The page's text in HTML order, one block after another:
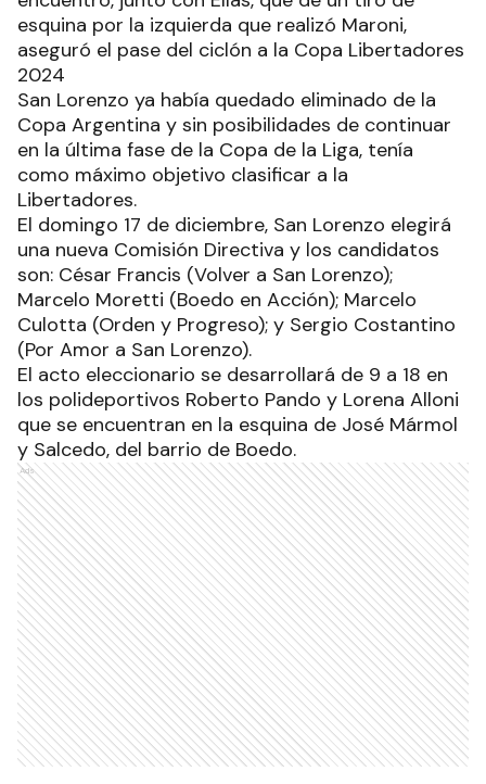
esquina por la izquierda que realizó Maroni,
aseguró el pase del ciclón a la Copa Libertadores
2024
San Lorenzo ya había quedado eliminado de la
Copa Argentina y sin posibilidades de continuar
en la última fase de la Copa de la Liga, tenía
como máximo objetivo clasificar a la
Libertadores.
El domingo 17 de diciembre, San Lorenzo elegirá
una nueva Comisión Directiva y los candidatos
son: César Francis (Volver a San Lorenzo);
Marcelo Moretti (Boedo en Acción); Marcelo
Culotta (Orden y Progreso); y Sergio Costantino
(Por Amor a San Lorenzo).
El acto eleccionario se desarrollará de 9 a 18 en
los polideportivos Roberto Pando y Lorena Alloni
que se encuentran en la esquina de José Mármol
y Salcedo, del barrio de Boedo.
Ads